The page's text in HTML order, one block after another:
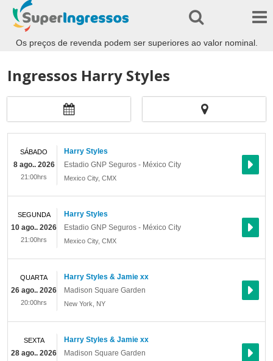
Os preços de revenda podem ser superiores ao valor nominal.
Ingressos Harry Styles
Harry Styles
Estadio GNP Seguros - México City
Mexico City, CMX
SÁBADO
8 ago.. 2026
21:00hrs
Harry Styles
Estadio GNP Seguros - México City
Mexico City, CMX
SEGUNDA
10 ago.. 2026
21:00hrs
Harry Styles & Jamie xx
Madison Square Garden
New York NY
QUARTA
26 ago.. 2026
20:00hrs
Harry Styles & Jamie xx
Madison Square Garden
SEXTA
28 ago.. 2026